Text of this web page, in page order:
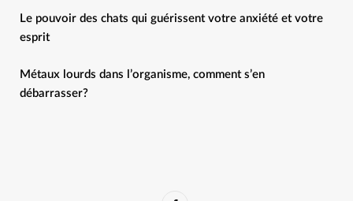
Le pouvoir des chats qui guérissent votre anxiété et votre
esprit
Métaux lourds dans l’organisme, comment s’en
débarrasser?